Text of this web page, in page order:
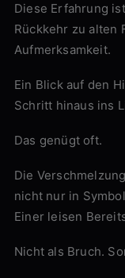
Diese Erfahrung ist auch heute möglich. Nicht durch
Rückkehr zu alten
Aufmerksamkeit.
Ein Blick auf den Himmel. Ein Moment der Stille. Ein
Schritt hinaus ins
Das genügt oft.
Die Verschmelzung von Ostara und Ostern zeigt sich
nicht nur in
Einer leisen
Nicht als Bruch.